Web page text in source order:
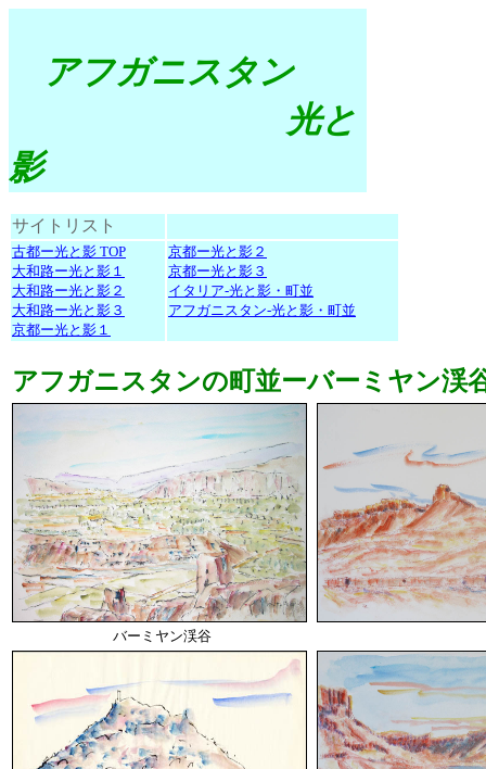
アフガニスタン
光と
影
サイトリスト
古都ー光と影 TOP
大和路ー光と影１
大和路ー光と影２
大和路ー光と影３
京都ー光と影１
京都ー光と影２
京都ー光と影３
イタリア-光と影・町並
アフガニスタン-光と影・町並
アフガニスタンの町並ーバーミヤン渓
バーミヤン渓谷